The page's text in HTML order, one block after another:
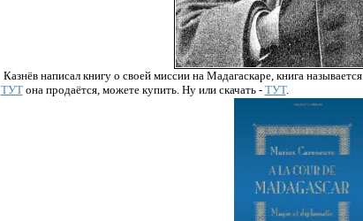
Казнёв написал книгу о своей миссии на Мадагаскаре, книга называется
ТУТона продаётся, можете купить. Ну или скачать - ТУТ.